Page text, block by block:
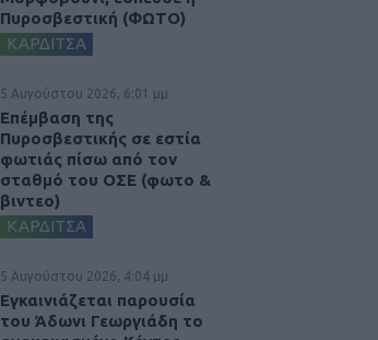
Πυροσβεστική (ΦΩΤΟ)
ΚΑΡΔΙΤΣΑ
5 Αυγούστου 2026, 6:01 μμ
Επέμβαση της
Πυροσβεστικής σε εστία
φωτιάς πίσω από τον
σταθμό του ΟΣΕ (φωτο &
βιντεο)
ΚΑΡΔΙΤΣΑ
5 Αυγούστου 2026, 4:04 μμ
Εγκαινιάζεται παρουσία
του Άδωνι Γεωργιάδη το